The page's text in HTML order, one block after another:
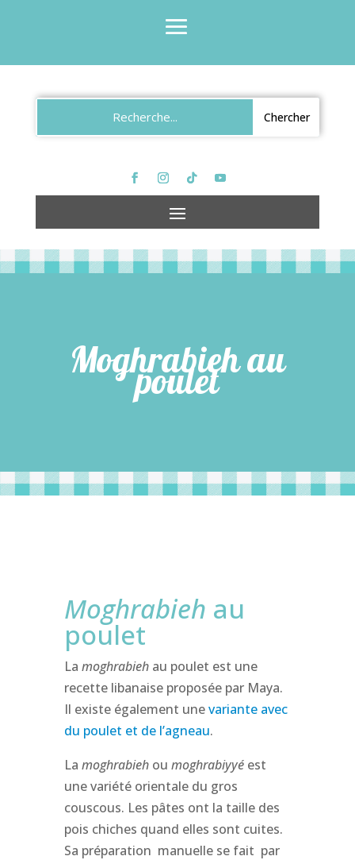
Moghrabieh au
poulet
Moghrabieh au
poulet
La moghrabiehau poulet est une
recette libanaise proposée par Maya.
Il existe également unevariante avec
du poulet et de l’agneau.
La moghrabiehou moghrabiyyéest
une variété orientale du gros
couscous. Les pâtes ont la taille des
pois chiches quand elles sont cuites.
Sa préparation manuelle se fait par